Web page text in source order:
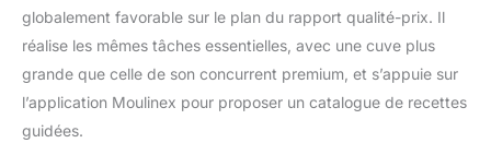
normes ISO3744 et
IEC60704 sur le
top12des robots
cuiseurs les plus
globalement favorable sur le plan du rapport qualité-prix. Il
réalise les mêmes tâches essentielles, avec une cuve plus
grande que celle de son concurrent premium, et s’appuie sur
l’application Moulinex pour proposer un catalogue de recettes
guidées.